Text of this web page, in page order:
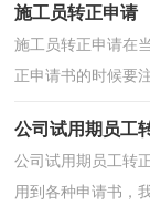
施工员转正申请
施工员转正申请在
正申请书的时候要
公司试用期员工
公司试用期员工转
用到各种申请书，